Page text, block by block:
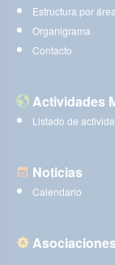
Estructura por
Organigrama
Contacto
Actividades
Listado de
Noticias
Calendario
Asociaciones